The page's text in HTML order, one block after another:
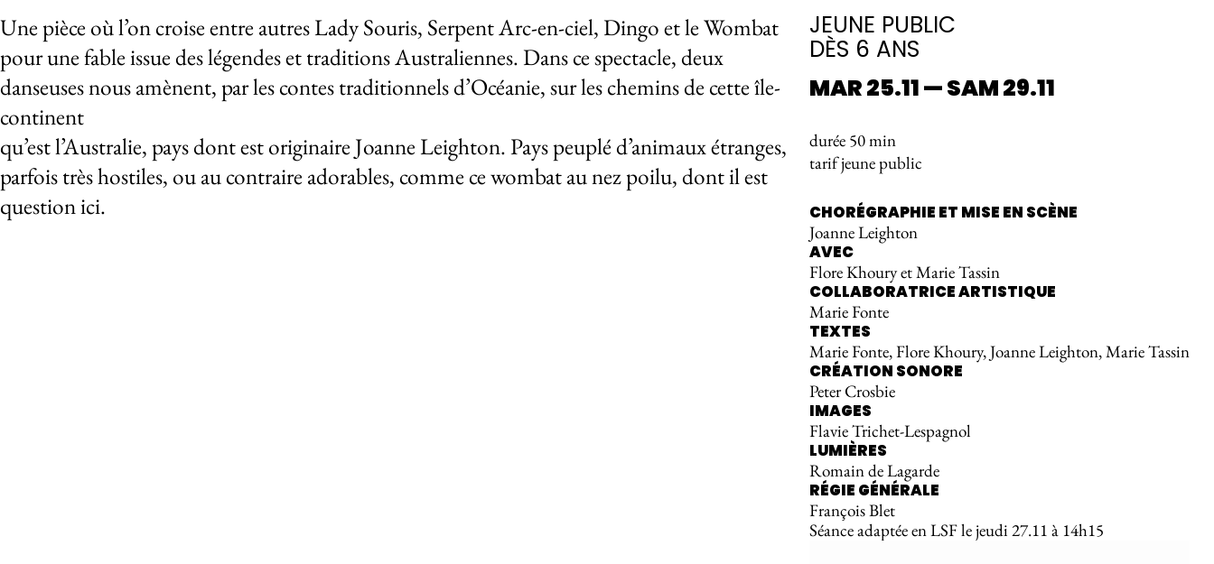
À propos de l'événement
Une pièce où l’on croise entre autres Lady Souris, Serpent Arc-en-ciel, Dingo et le Wombat
pour une fable issue des légendes et traditions Australiennes. Dans ce spectacle, deux
danseuses nous amènent, par les contes traditionnels d’Océanie, sur les chemins de cette île-
continent
qu’est l’Australie, pays dont est originaire Joanne Leighton. Pays peuplé d’animaux étranges,
parfois très hostiles, ou au contraire adorables, comme ce wombat au nez poilu, dont il est
question ici.
JEUNE PUBLIC
DÈS 6 ANS
MAR 25.11 — SAM 29.11
durée 50 min
tarif jeune public
CHORÉGRAPHIE ET MISE EN SCÈNE
Joanne Leighton
AVEC
Flore Khoury et Marie Tassin
COLLABORATRICE ARTISTIQUE
Marie Fonte
TEXTES
Marie Fonte, Flore Khoury, Joanne Leighton, Marie Tassin
CRÉATION SONORE
Peter Crosbie
IMAGES
Flavie Trichet-Lespagnol
LUMIÈRES
Romain de Lagarde
RÉGIE GÉNÉRALE
François Blet
Séance adaptée en LSF le jeudi 27.11 à 14h15